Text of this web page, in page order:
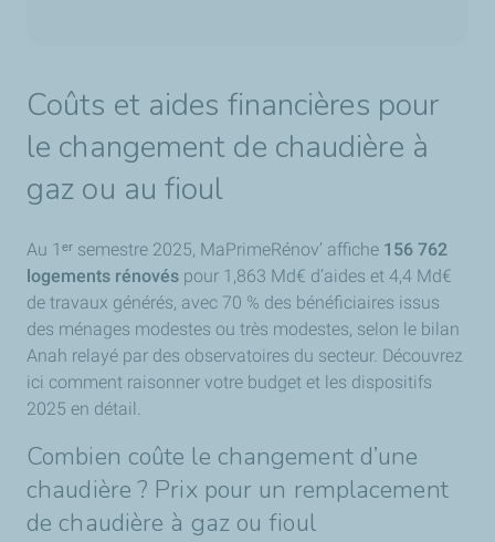
Coûts et aides financières pour
le changement de chaudière à
gaz ou au fioul
Au 1ᵉʳ semestre 2025, MaPrimeRénov’ affiche 156 762
logements rénovés pour 1,863 Md€ d’aides et 4,4 Md€
de travaux générés, avec 70 % des bénéficiaires issus
des ménages modestes ou très modestes, selon le bilan
Anah relayé par des observatoires du secteur. Découvrez
ici comment raisonner votre budget et les dispositifs
2025 en détail.
Combien coûte le changement d’une
chaudière ? Prix pour un remplacement
de chaudière à gaz ou fioul